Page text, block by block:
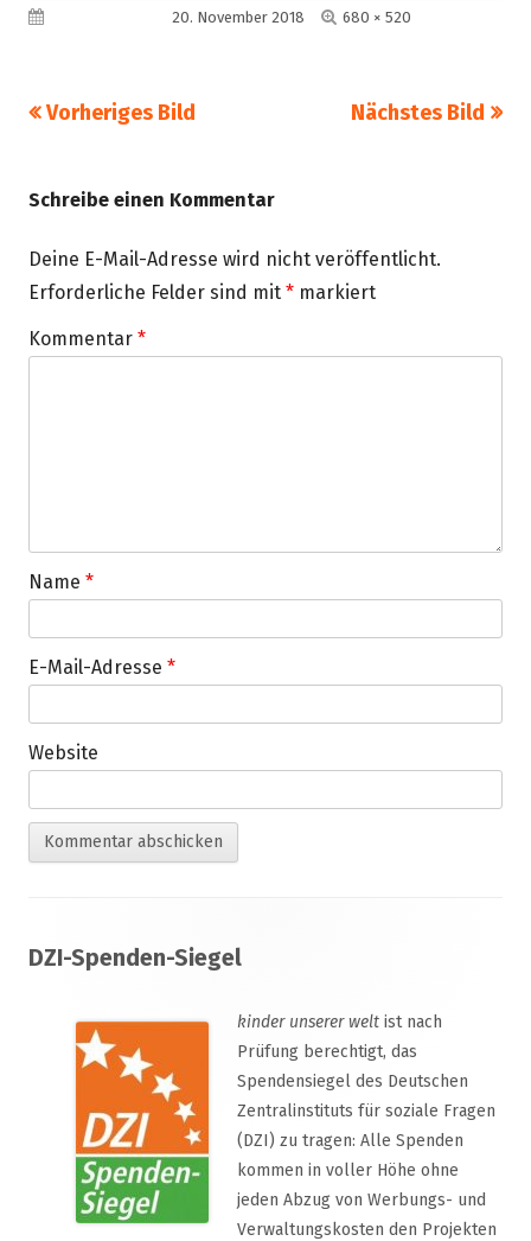
Veröffentlicht am20. November 2018 Volle
680 × 520
Vorheriges Bild Nächstes Bild
Schreibe einen Kommentar
Deine E-Mail-Adresse wird nicht veröffentlicht.
Erforderliche Felder sind mit * markiert
Kommentar *
Name *
E-Mail-Adresse *
Website
Inhalt
DZI-Spenden-Siegel
kinder unserer welt ist nach
Prüfung berechtigt, das
Spendensiegel des Deutschen
Zentralinstituts für soziale Fragen
(DZI) zu tragen: Alle Spenden
kommen in voller Höhe ohne
jeden Abzug von Werbungs- und
Verwaltungskosten den Projekten